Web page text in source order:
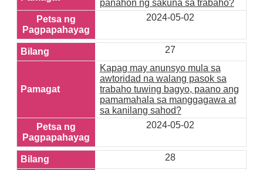
panahon ng sakuna sa trabaho?
2024-05-02
27
Kapag may anunsyo mula sa
awtoridad na walang pasok sa
trabaho tuwing bagyo, paano ang
pamamahala sa manggagawa at
sa kanilang sahod?
2024-05-02
28